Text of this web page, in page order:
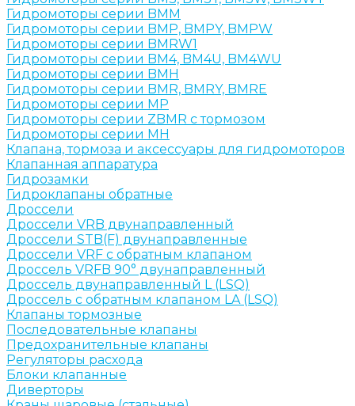
Гидромоторы серии BMM
Гидромоторы серии BMP, BMPY, BMPW
Гидромоторы серии BMRW1
Гидромоторы серии BМ4, BM4U, BМ4WU
Гидромоторы серии BМH
Гидромоторы серии BМR, BMRY, BМRE
Гидромоторы серии MP
Гидромоторы серии ZBMR с тормозом
Гидромоторы серии МH
Клапана, тормоза и аксессуары для гидромоторов
Клапанная аппаратура
Гидрозамки
Гидроклапаны обратные
Дроссели
Дроссели VRB двунаправленный
Дроссели STB(F) двунаправленные
Дроссели VRF с обратным клапаном
Дроссель VRFB 90° двунаправленный
Дроссель двунаправленный L (LSQ)
Дроссель с обратным клапаном LA (LSQ)
Клапаны тормозные
Последовательные клапаны
Предохранительные клапаны
Регуляторы расхода
Блоки клапанные
Диверторы